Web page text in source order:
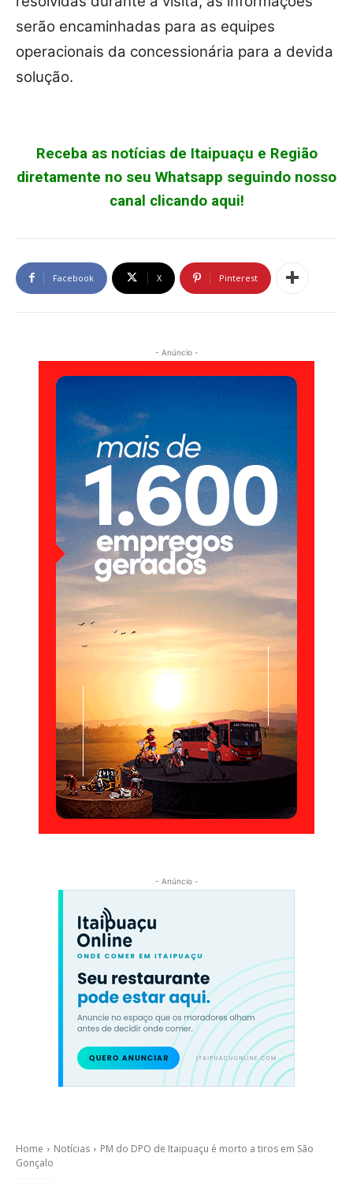
serão encaminhadas para as equipes
operacionais da concessionária para a devida
solução.
Receba as notícias de Itaipuaçu e Região
diretamente no seu Whatsapp seguindo nosso
canal clicando aqui!
Facebook X Pinterest
- Anúncio -
- Anúncio -